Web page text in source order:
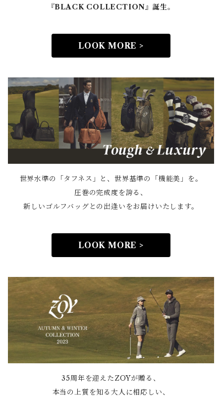
『BLACK COLLECTION』誕生。
LOOK MORE >
世界水準の「タフネス」と、世界基準の「機能美」を。
圧巻の完成度を誇る、
新しいゴルフバッグとの出逢いをお届けいたします。
LOOK MORE >
35周年を迎えたZOYが贈る、
本当の上質を知る大人に相応しい、